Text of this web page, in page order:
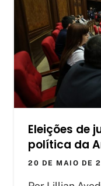
Eleições de
política da
20 DE MAIO DE